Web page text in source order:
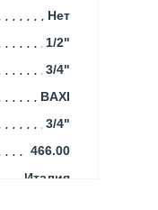
Нет
1/2"
3/4"
BAXI
3/4"
466.00
Италия